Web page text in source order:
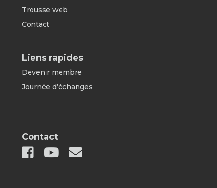
Trousse web
Contact
Liens rapides
Devenir membre
Journée d’échanges
Contact